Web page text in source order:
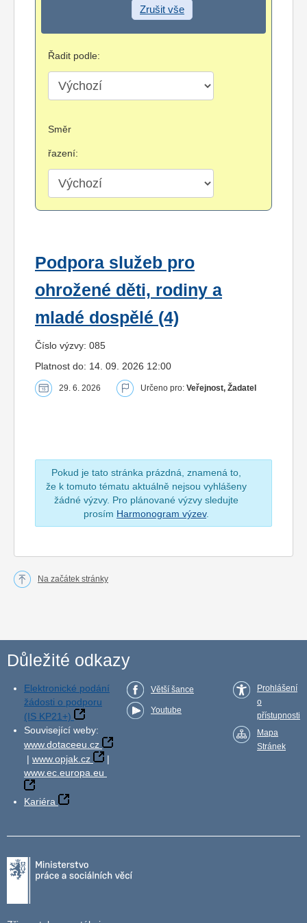
Zrušit vše
Řadit podle:
Směr
řazení:
Podpora služeb pro
ohrožené děti, rodiny a
mladé dospělé (4)
Číslo výzvy: 085
Platnost do: 14. 09. 2026 12:00
29. 6. 2026 Určeno pro: Veřejnost, Žadatel
Pokud je tato stránka prázdná, znamená to,
že k tomuto tématu aktuálně nejsou vyhlášeny
žádné výzvy. Pro plánované výzvy sledujte
prosím Harmonogram výzev.
Na začátek stránky
Důležité odkazy
Elektronické podání
žádosti o podporu
(IS KP21+)
Související weby:
www.dotaceeu.cz
| www.opjak.cz
|
www.ec.europa.eu
Kariéra
Větší šance
Youtube
Prohlášení
o
přístupnosti
Mapa
Stránek